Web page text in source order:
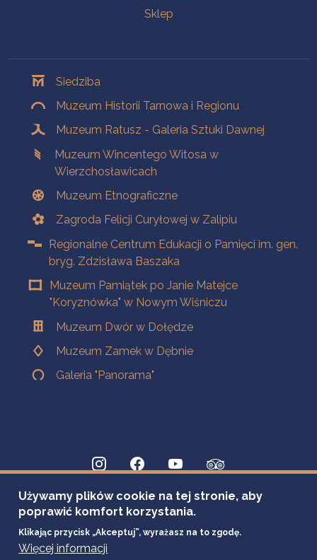
Sklep
Siedziba
Muzeum Historii Tarnowa i Regionu
Muzeum Ratusz - Galeria Sztuki Dawnej
Muzeum Wincentego Witosa w
Wierzchosławicach
Muzeum Etnograficzne
Zagroda Felicji Curyłowej w Zalipiu
Regionalne Centrum Edukacji o Pamięci im. gen.
bryg. Zdzisława Baszaka
Muzeum Pamiątek po Janie Matejce
"Koryznówka" w Nowym Wiśniczu
Muzeum Dwór w Dołędze
Muzeum Zamek w Dębnie
Galeria "Panorama"
Używamy plików cookie na tej stronie, aby
poprawić komfort korzystania.
Klikając przycisk „Akceptuj”, wyrażasz na to zgodę.
Więcej informacji